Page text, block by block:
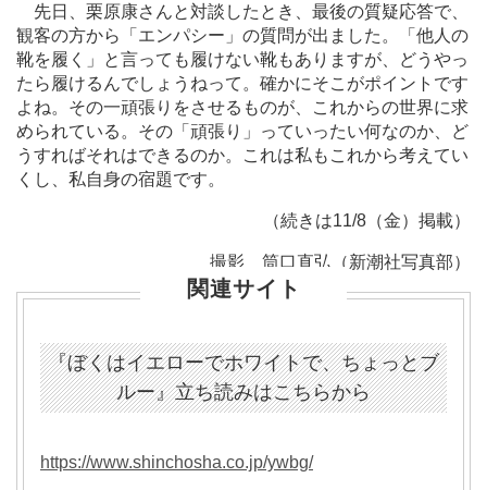
先日、栗原康さんと対談したとき、最後の質疑応答で、
観客の方から「エンパシー」の質問が出ました。「他人の
靴を履く」と言っても履けない靴もありますが、どうやっ
たら履けるんでしょうねって。確かにそこがポイントです
よね。その一頑張りをさせるものが、これからの世界に求
められている。その「頑張り」っていったい何なのか、ど
うすればそれはできるのか。これは私もこれから考えてい
くし、私自身の宿題です。
（続きは11/8（金）掲載）
撮影 筒口直弘（新潮社写真部）
関連サイト
『ぼくはイエローでホワイトで、ちょっとブ
ルー』立ち読みはこちらから
https://www.shinchosha.co.jp/ywbg/